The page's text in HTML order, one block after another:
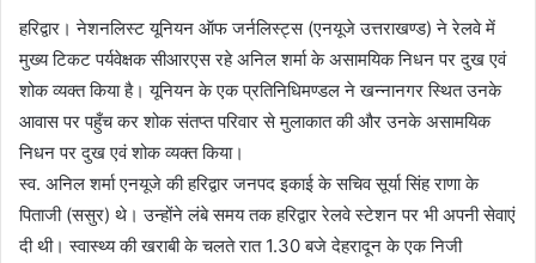
हरिद्वार। नेशनलिस्ट यूनियन ऑफ जर्नलिस्ट्स (एनयूजे उत्तराखण्ड) ने रेलवे में
मुख्य टिकट पर्यवेक्षक सीआरएस रहे अनिल शर्मा के असामयिक निधन पर दुख एवं
शोक व्यक्त किया है। यूनियन के एक प्रतिनिधिमण्डल ने खन्नानगर स्थित उनके
आवास पर पहुँच कर शोक संतप्त परिवार से मुलाकात की और उनके असामयिक
निधन पर दुख एवं शोक व्यक्त किया।
स्व. अनिल शर्मा एनयूजे की हरिद्वार जनपद इकाई के सचिव सूर्या सिंह राणा के
पिताजी (ससुर) थे। उन्होंने लंबे समय तक हरिद्वार रेलवे स्टेशन पर भी अपनी सेवाएं
दी थी। स्वास्थ्य की खराबी के चलते रात 1.30 बजे देहरादून के एक निजी